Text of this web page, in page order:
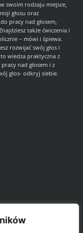
swoim rodzaju miejsce,
głosu oraz
pracy nad głosem,
także ćwiczenia i
– mówi i śpiewa.
rozwijać swój głos i
wiedza praktyczna z
nad głosem i z
głos- odkryj siebie.